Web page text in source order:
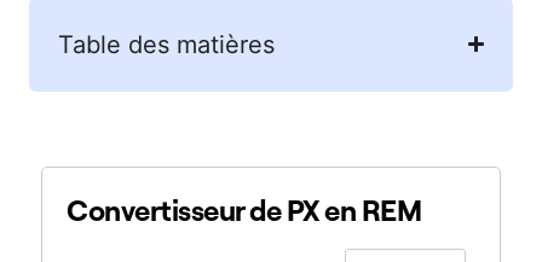
Table des matières
Convertisseur de PX en REM